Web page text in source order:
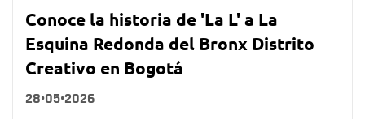
Conoce la historia de 'La L' a La
Esquina Redonda del Bronx Distrito
Creativo en Bogotá
28•05•2026